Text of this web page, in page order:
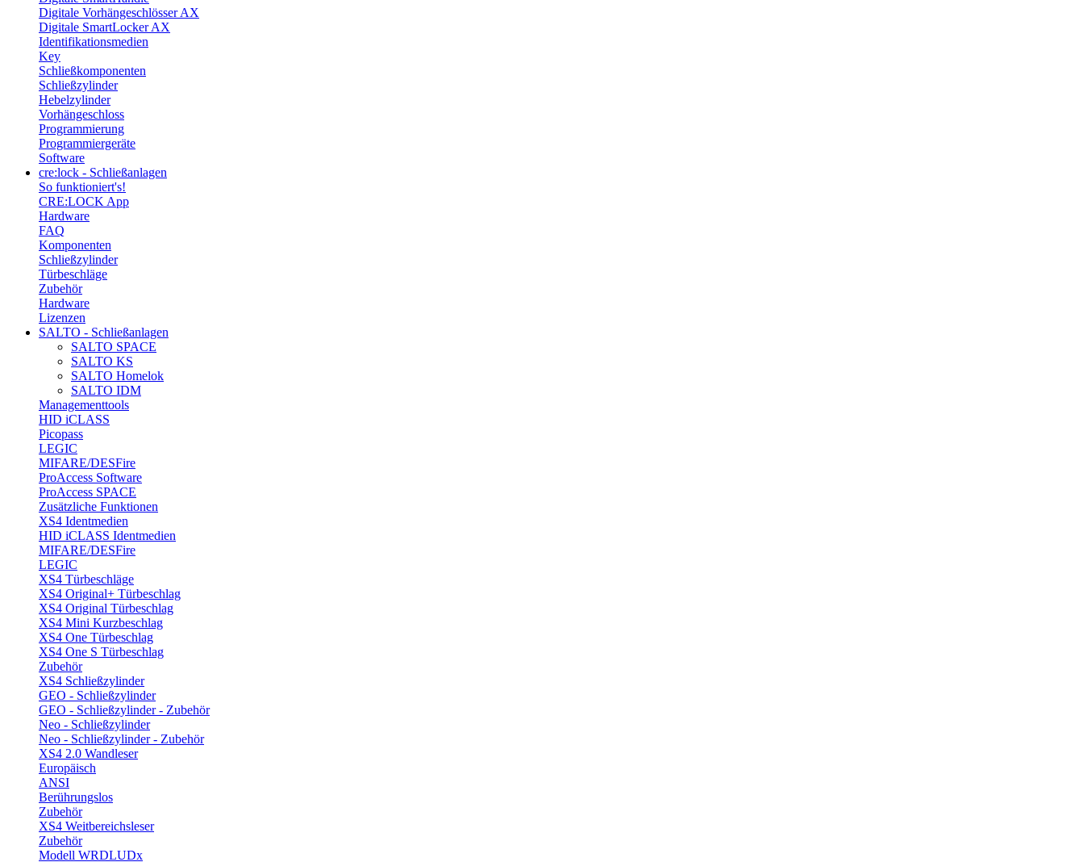
Digitale Vorhängeschlösser AX
Digitale SmartLocker AX
Identifikationsmedien
Key
Schließkomponenten
Schließzylinder
Hebelzylinder
Vorhängeschloss
Programmierung
Programmiergeräte
Software
cre:lock - Schließanlagen
So funktioniert's!
CRE:LOCK App
Hardware
FAQ
Komponenten
Schließzylinder
Türbeschläge
Zubehör
Hardware
Lizenzen
SALTO - Schließanlagen
SALTO SPACE
SALTO KS
SALTO Homelok
SALTO IDM
Managementtools
HID iCLASS
Picopass
LEGIC
MIFARE/DESFire
ProAccess Software
ProAccess SPACE
Zusätzliche Funktionen
XS4 Identmedien
HID iCLASS Identmedien
MIFARE/DESFire
LEGIC
XS4 Türbeschläge
XS4 Original+ Türbeschlag
XS4 Original Türbeschlag
XS4 Mini Kurzbeschlag
XS4 One Türbeschlag
XS4 One S Türbeschlag
Zubehör
XS4 Schließzylinder
GEO - Schließzylinder
GEO - Schließzylinder - Zubehör
Neo - Schließzylinder
Neo - Schließzylinder - Zubehör
XS4 2.0 Wandleser
Europäisch
ANSI
Berührungslos
Zubehör
XS4 Weitbereichsleser
Zubehör
Modell WRDLUDx